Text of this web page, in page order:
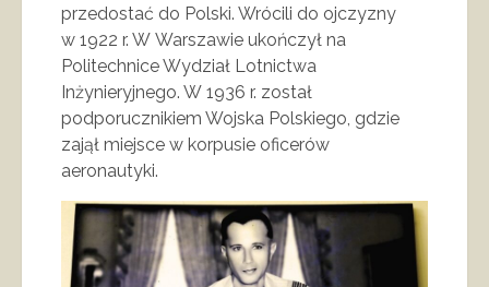
przedostać do Polski. Wrócili do ojczyzny
w 1922 r. W Warszawie ukończył na
Politechnice Wydział Lotnictwa
Inżynieryjnego. W 1936 r. został
podporucznikiem Wojska Polskiego, gdzie
zajął miejsce w korpusie oficerów
aeronautyki.